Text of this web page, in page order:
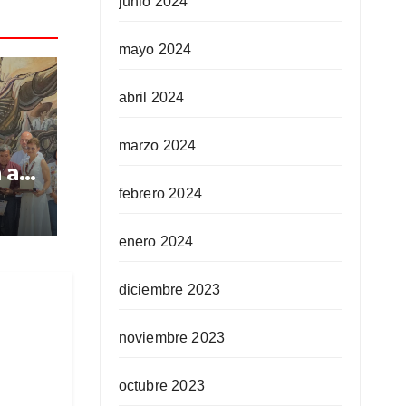
a
al
mayo 2024
abril 2024
marzo 2024
febrero 2024
enero 2024
diciembre 2023
noviembre 2023
octubre 2023